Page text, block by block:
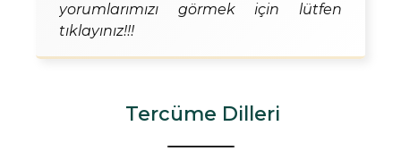
yorumlarımızı görmek için lütfen
tıklayınız!!!
Tercüme Dilleri